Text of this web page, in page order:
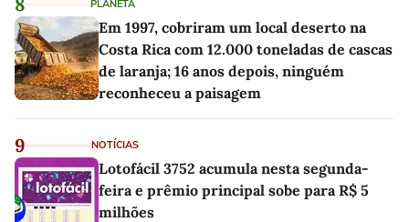
PLANETA
Em 1997, cobriram um local deserto na
Costa Rica com 12.000 toneladas de cascas
de laranja; 16 anos depois, ninguém
reconheceu a paisagem
9 NOTÍCIAS
Lotofácil 3752 acumula nesta segunda-
feira e prêmio principal sobe para R$ 5
milhões